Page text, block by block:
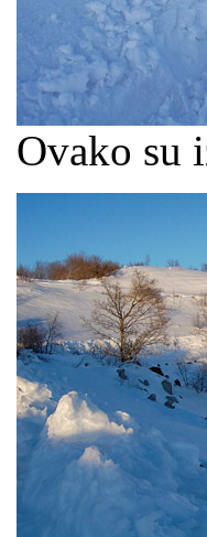
Ovako su